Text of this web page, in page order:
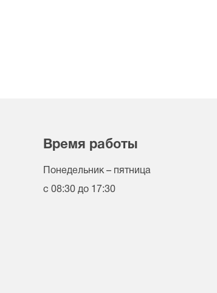
Время работы
Понедельник – пятница
с 08:30 до 17:30